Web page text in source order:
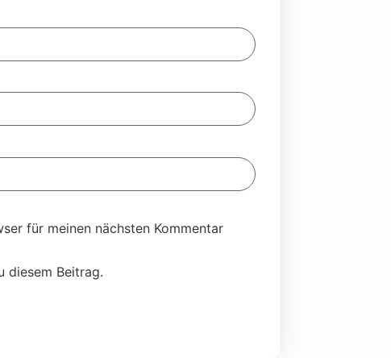
für meinen nächsten Kommentar
diesem Beitrag.